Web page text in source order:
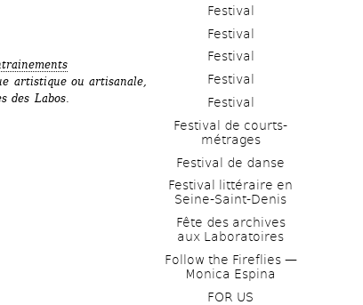
artistique ou artisanale,
des Labos.
Festival
Festival
Festival
Festival
Festival
Festival de courts-
métrages
Festival de danse
Festival littéraire en
Seine-Saint-Denis
Fête des archives
aux Laboratoires
Follow the Fireflies —
Monica Espina
FOR US